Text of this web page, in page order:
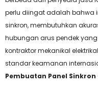
perlu diingat adalah bahwa
sinkron, membutuhkan
hubungan arus pendek
kontraktor mekanikal
standar keamanan
Pembuatan Panel Sinkron